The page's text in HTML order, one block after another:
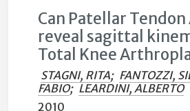
Can Patellar
reveal sagittal
Total Knee
STAGNI, RITA; FANTOZZI,
FABIO; LEARDINI, ALBERTO
2010